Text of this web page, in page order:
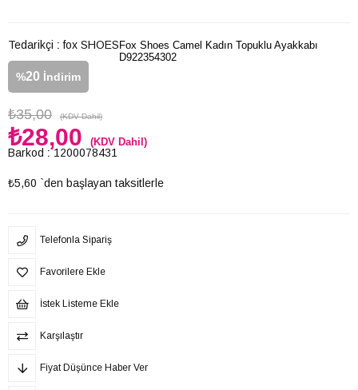
Tedarikçi : fox SHOES
%20 İndirim
₺35,00 (KDV Dahil)
₺28,00 (KDV Dahil)
Barkod : 1200078431
₺5,60 `den başlayan taksitlerle
Fox Shoes Camel Kadın Topuklu Ayakkabı
D922354302
Telefonla Sipariş
Favorilere Ekle
İstek Listeme Ekle
Karşılaştır
Fiyat Düşünce Haber Ver